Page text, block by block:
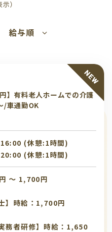
）
給与順
】有料老人ホームでの介護
/車通勤OK
(休憩:1時間)
(休憩:1時間)
〜 1,700円
】時給：1,700円
務者研修】時給：1,650